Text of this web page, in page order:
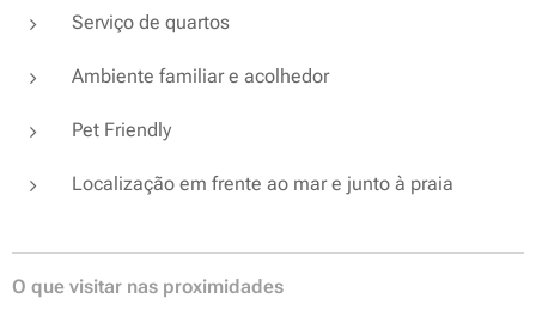
Serviço de quartos
Ambiente familiar e acolhedor
Pet Friendly
Localização em frente ao mar e junto à praia
O que visitar nas proximidades